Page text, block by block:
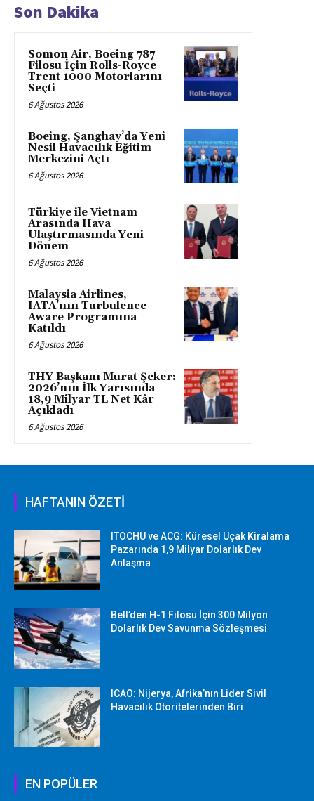
Son Dakika
Somon Air, Boeing 787
Filosu İçin Rolls-Royce
Trent 1000 Motorlarını
Seçti
6 Ağustos 2026
Boeing, Şanghay’da Yeni
Nesil Havacılık Eğitim
Merkezini Açtı
6 Ağustos 2026
Türkiye ile Vietnam
Arasında Hava
Ulaştırmasında Yeni
Dönem
6 Ağustos 2026
Malaysia Airlines,
IATA’nın Turbulence
Aware Programına
Katıldı
6 Ağustos 2026
THY Başkanı Murat Şeker:
2026’nın İlk Yarısında
18,9 Milyar TL Net Kâr
Açıkladı
6 Ağustos 2026
HAFTANIN ÖZETİ
ITOCHU ve ACG: Küresel Uçak Kiralama
Pazarında 1,9 Milyar Dolarlık Dev
Anlaşma
Bell’den H-1 Filosu İçin 300 Milyon
Dolarlık Dev Savunma Sözleşmesi
ICAO: Nijerya, Afrika’nın Lider Sivil
Havacılık Otoritelerinden Biri
EN POPÜLER